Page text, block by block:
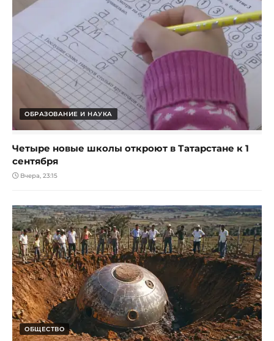
ОБРАЗОВАНИЕ И НАУКА
Четыре новые школы откроют в Татарстане к 1
сентября
Вчера, 23:15
ОБЩЕСТВО